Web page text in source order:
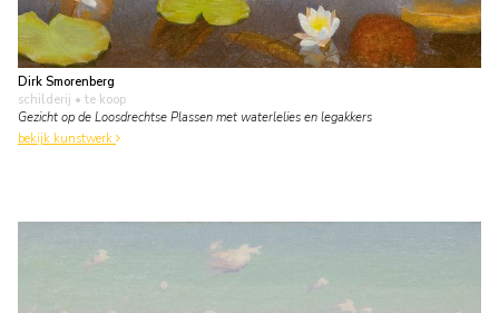
Dirk Smorenberg
schilderij • te koop
Gezicht op de Loosdrechtse Plassen met waterlelies en legakkers
bekijk kunstwerk